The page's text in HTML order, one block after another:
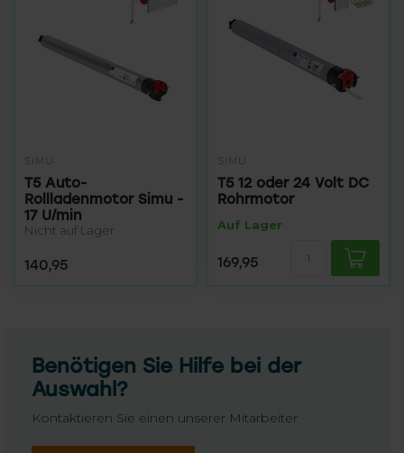
SIMU
T5 Auto-
Rollladenmotor Simu -
17 U/min
Nicht auf Lager
140,95
SIMU
T5 12 oder 24 Volt DC
Rohrmotor
Auf Lager
169,95
Benötigen Sie Hilfe bei der
Auswahl?
Kontaktieren Sie einen unserer Mitarbeiter